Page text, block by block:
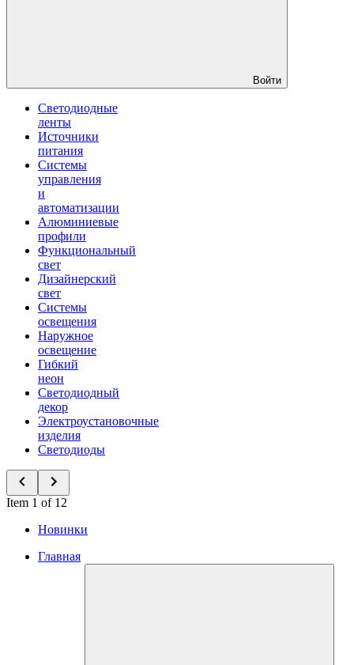
Войти
Светодиодные
ленты
Источники
питания
Системы
управления
и
автоматизации
Алюминиевые
профили
Функциональный
свет
Дизайнерский
свет
Системы
освещения
Наружное
освещение
Гибкий
неон
Светодиодный
декор
Электроустановочные
изделия
Светодиоды
Item 1 of 12
Новинки
Главная